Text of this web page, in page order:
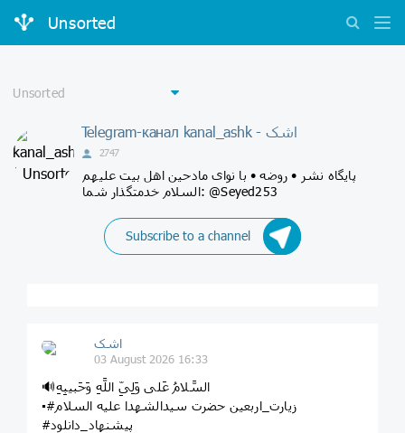
Unsorted
Telegram-канал kanal_ashk - اشک
2747
پایگاه نشر ‌‌• روضه • با نوای مادحین اهل بیت علیهم
السلام خدمتگذار شما: @Seyed253
Subscribe to a channel
اشک
03 August 2026 16:33
🔊السَّلامُ عَلى وَلِىِّ اللَّهِ وَحَبیبِهِ
▪️#زیارت_اربعین حضرت سیدالشهدا علیه السلام
#پیشنهاد_دانلود